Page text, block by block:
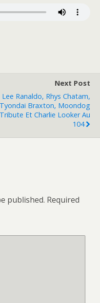
Next Post
Lee Ranaldo, Rhys Chatam,
Tyondai Braxton, Moondog
Tribute Et Charlie Looker Au
104
published. Required